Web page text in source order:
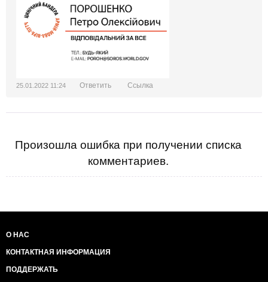
25.01.2022 11:24 Ответить Ссылка
Произошла ошибка при получении списка
комментариев.
О НАС
КОНТАКТНАЯ ИНФОРМАЦИЯ
ПОДДЕРЖАТЬ